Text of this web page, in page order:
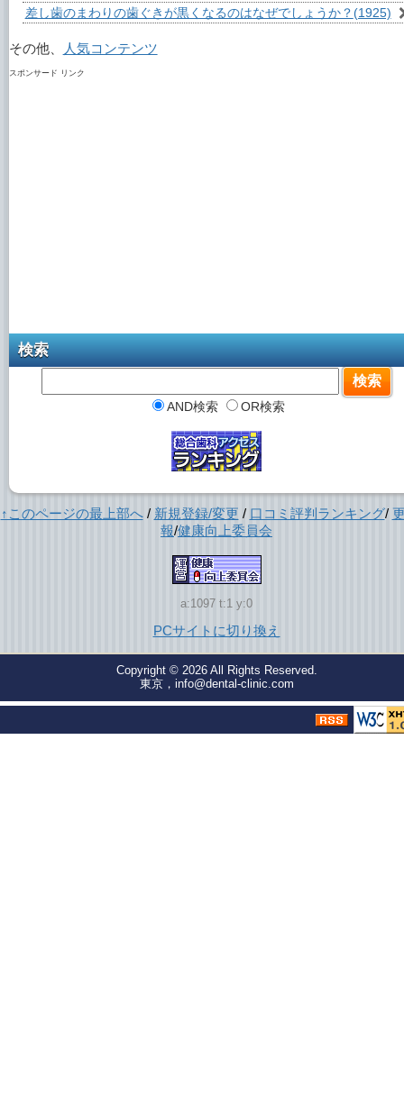
差し歯のまわりの歯ぐきが黒くなるのはなぜでしょうか？ (1925)
その他、 人気コンテンツ
スポンサード リンク
検索
AND検索 OR検索
↑このページの最上部へ/ 新規登録/変更 / 口コミ評判ランキング/
報/健康向上委員会
a:1097 t:1 y:0
PCサイトに切り換え
Copyright © 2026 All Rights Reserved.
東京，info@dental-clinic.com